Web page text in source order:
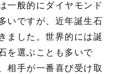
一般的にダイヤモンド
いですが、近年誕生石
ました。世界的には誕
を選ぶことも多いで
相手が一番喜び受け取